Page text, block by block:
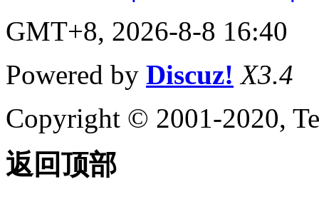
GMT+8, 2026-8-8 16:40
Powered by Discuz! X3.4
Copyright © 2001-2020,
返回顶部